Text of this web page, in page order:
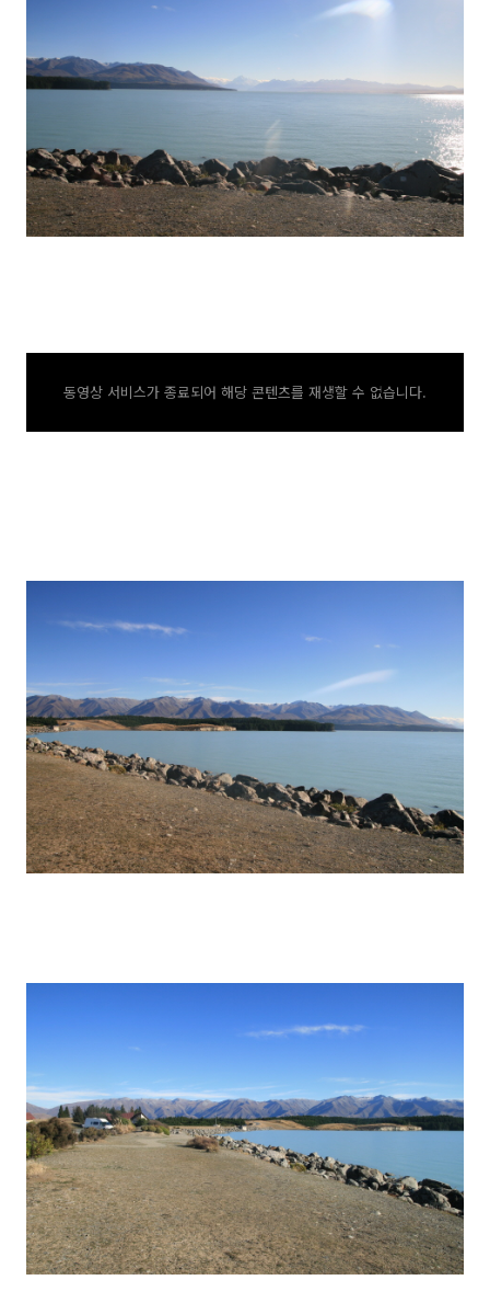
동영상 서비스가 종료되어 해당 콘텐츠를 재생할 수 없습니다.